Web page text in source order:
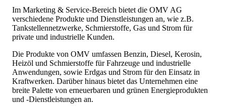
Im Marketing & Service-Bereich bietet die OMV AG
verschiedene Produkte und Dienstleistungen an, wie z.B.
Tankstellennetzwerke, Schmierstoffe, Gas und Strom für
private und industrielle Kunden.
Die Produkte von OMV umfassen Benzin, Diesel, Kerosin,
Heizöl und Schmierstoffe für Fahrzeuge und industrielle
Anwendungen, sowie Erdgas und Strom für den Einsatz in
Kraftwerken. Darüber hinaus bietet das Unternehmen eine
breite Palette von erneuerbaren und grünen Energieprodukten
und -Dienstleistungen an.